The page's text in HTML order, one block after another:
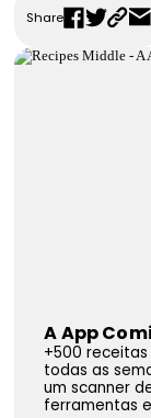
FAQS
Contactos
Share
A App
+500
todas as
um scanner
ferramentas